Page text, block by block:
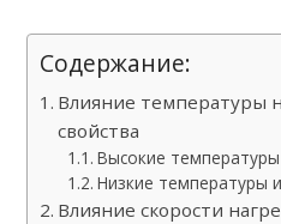
Содержание:
Влияние температуры
свойства
Высокие температуры
Низкие температуры
Влияние скорости